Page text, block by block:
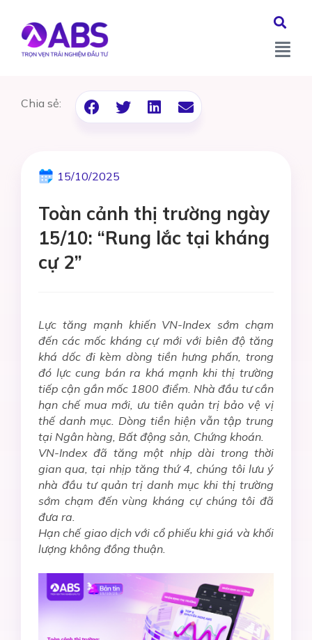
Chia sẻ:
15/10/2025
Toàn cảnh thị trường ngày
15/10: “Rung lắc tại kháng
cự 2”
Lực tăng mạnh khiến VN-Index sớm chạm
đến các mốc kháng cự mới với biên độ tăng
khá dốc đi kèm dòng tiền hưng phấn, trong
đó lực cung bán ra khá mạnh khi thị trường
tiếp cận gần mốc 1800 điểm. Nhà đầu tư cần
hạn chế mua mới, ưu tiên quản trị bảo vệ vị
thế danh mục. Dòng tiền hiện vẫn tập trung
tại Ngân hàng, Bất động sản, Chứng khoán.
VN-Index đã tăng một nhịp dài trong thời
gian qua, tại nhịp tăng thứ 4, chúng tôi lưu ý
nhà đầu tư quản trị danh mục khi thị trường
sớm chạm đến vùng kháng cự chúng tôi đã
đưa ra.
Hạn chế giao dịch với cổ phiếu khi giá và khối
lượng không đồng thuận.